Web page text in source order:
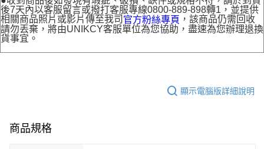
後7天內以客服留言或撥打客服專線0800-889-898轉1，並提供
相關商品照片或影片傳至我司 官方粉絲專頁 ，該商品仍需回收
請勿丟棄，將由UNIKCY客服單位為您協助，盡速為您辦理退換
貨事宜。
顯示電腦版詳細說明
商品規格